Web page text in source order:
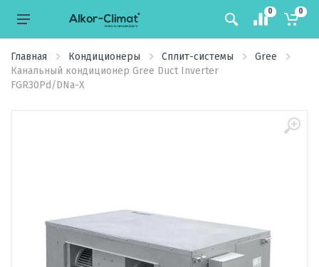
0 0
Главная Кондиционеры Сплит-системы
Gree
Канальный кондиционер Gree Duct Inverter
FGR30Pd/DNa-X